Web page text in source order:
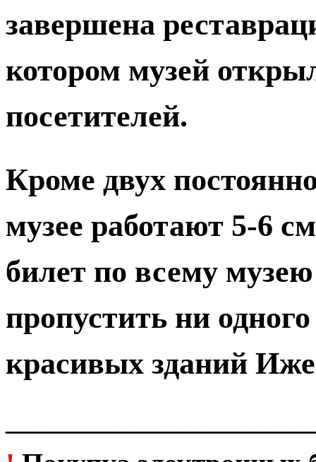
завершена
котором музей
посетителей.
Кроме двух
музее работают 5-6
билет по всему
пропустить ни
красивых зданий